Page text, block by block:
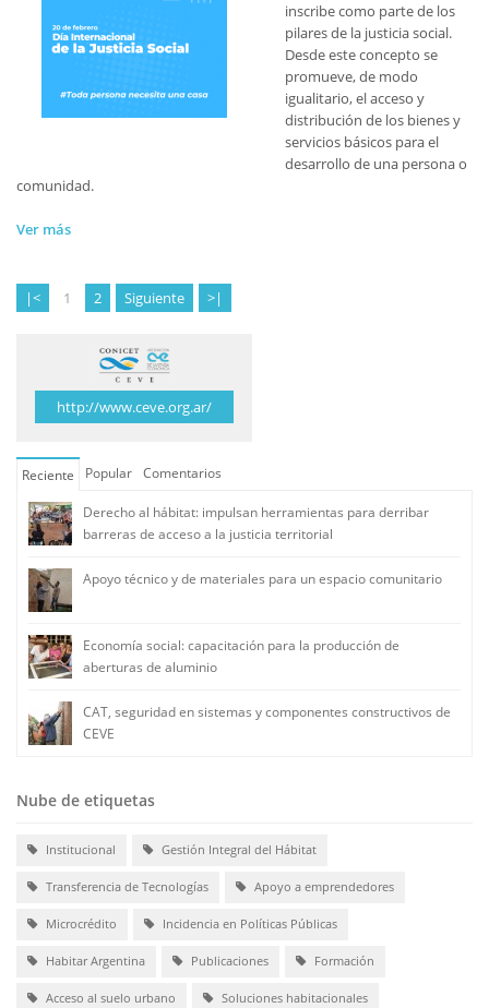
inscribe como parte de los
pilares de la justicia social.
Desde este concepto se
promueve, de modo
igualitario, el acceso y
distribución de los bienes y
servicios básicos para el
desarrollo de una persona o
comunidad.
Ver más
|< 1 2 Siguiente >|
http://www.ceve.org.ar/
Reciente Popular Comentarios
Derecho al hábitat: impulsan herramientas para derribar
barreras de acceso a la justicia territorial
Apoyo técnico y de materiales para un espacio comunitario
Economía social: capacitación para la producción de
aberturas de aluminio
CAT, seguridad en sistemas y componentes constructivos de
CEVE
Nube de etiquetas
Institucional Gestión Integral del Hábitat
Transferencia de Tecnologías Apoyo a emprendedores
Microcrédito Incidencia en Políticas Públicas
Habitar Argentina Publicaciones Formación
Acceso al suelo urbano Soluciones habitacionales